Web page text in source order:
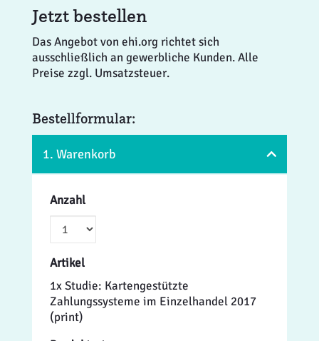
Jetzt bestellen
Das Angebot von ehi.org richtet sich
ausschließlich an gewerbliche Kunden. Alle
Preise zzgl. Umsatzsteuer.
Bestellformular:
1. Warenkorb
Anzahl
Artikel
1x Studie: Kartengestützte
Zahlungssysteme im Einzelhandel 2017
(print)